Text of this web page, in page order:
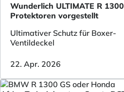
Wunderlich ULTIMATE R 1300
Protektoren vorgestellt
Ultimativer Schutz für Boxer-
Ventildeckel
22. Apr. 2026